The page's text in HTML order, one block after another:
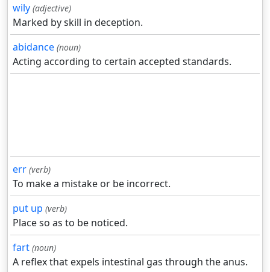
wily (adjective)
Marked by skill in deception.
abidance (noun)
Acting according to certain accepted standards.
err (verb)
To make a mistake or be incorrect.
put up (verb)
Place so as to be noticed.
fart (noun)
A reflex that expels intestinal gas through the anus.